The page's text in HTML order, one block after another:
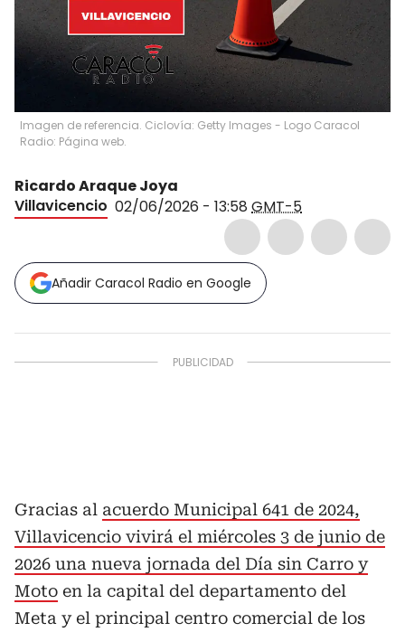
Imagen de referencia. Ciclovía: Getty Images - Logo Caracol
Radio: Página web.
Ricardo Araque Joya
Villavicencio 02/06/2026 - 13:58 GMT-5
Añadir Caracol Radio en Google
Gracias al acuerdo Municipal 641 de 2024,
Villavicencio vivirá el miércoles 3 de junio de
2026 una nueva jornada del Día sin Carro y
Moto en la capital del departamento del
Meta y el principal centro comercial de los